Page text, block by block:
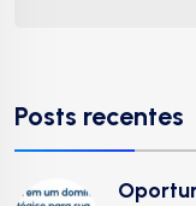
Posts recentes